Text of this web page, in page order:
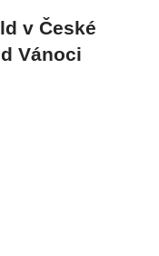
v České
Vánoci